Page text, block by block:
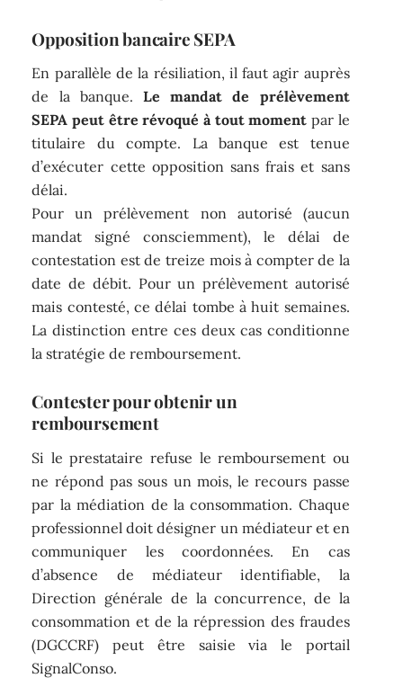
Opposition bancaire SEPA
En parallèle de la résiliation, il faut agir auprès
de la banque. Le mandat de prélèvement
SEPA peut être révoqué à tout moment par le
titulaire du compte. La banque est tenue
d’exécuter cette opposition sans frais et sans
délai.
Pour un prélèvement non autorisé (aucun
mandat signé consciemment), le délai de
contestation est de treize mois à compter de la
date de débit. Pour un prélèvement autorisé
mais contesté, ce délai tombe à huit semaines.
La distinction entre ces deux cas conditionne
la stratégie de remboursement.
Contester pour obtenir un
remboursement
Si le prestataire refuse le remboursement ou
ne répond pas sous un mois, le recours passe
par la médiation de la consommation. Chaque
professionnel doit désigner un médiateur et en
communiquer les coordonnées. En cas
d’absence de médiateur identifiable, la
Direction générale de la concurrence, de la
consommation et de la répression des fraudes
(DGCCRF) peut être saisie via le portail
SignalConso.